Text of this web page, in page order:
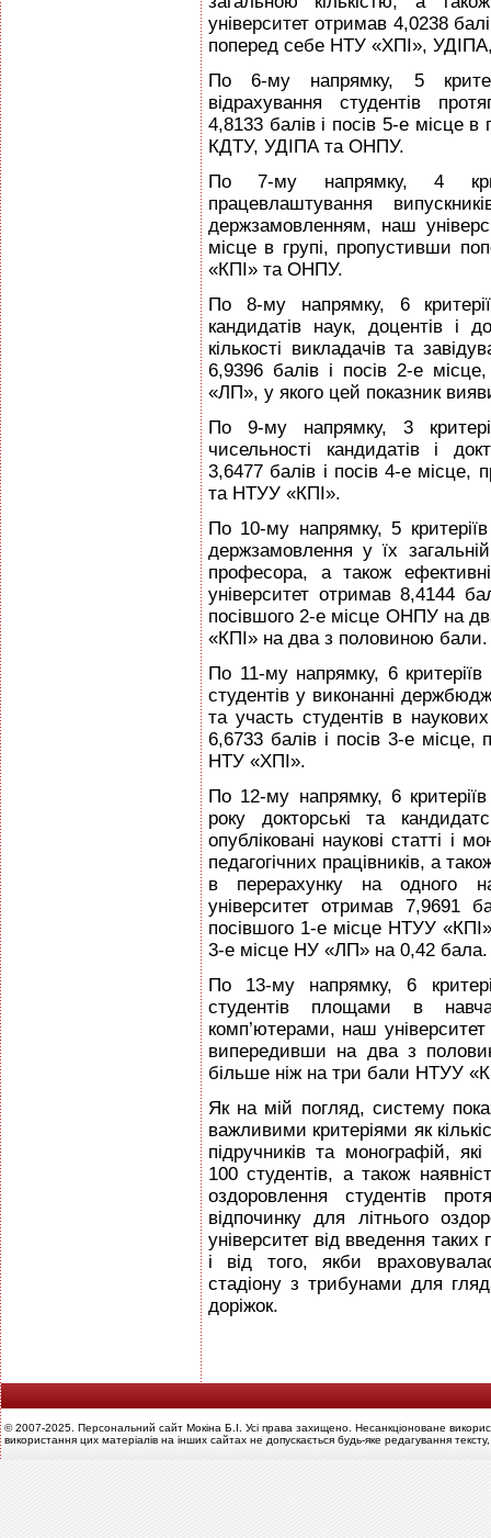
університет отримав 4,0238
поперед себе НТУ «ХПІ»,
По 6-му напрямку, 5
відрахування студентів
4,8133 балів і посів 5-е місце
КДТУ, УДІПА та ОНПУ.
По 7-му напрямку, 4
працевлаштування
держзамовленням, наш
місце в групі, пропустивши
«КПІ» та ОНПУ.
По 8-му напрямку, 6
кандидатів наук, доцентів і
кількості викладачів та
6,9396 балів і посів 2-е
«ЛП», у якого цей показник
По 9-му напрямку, 3
чисельності кандидатів і
3,6477 балів і посів 4-е
та НТУУ «КПІ».
По 10-му напрямку, 5
держзамовлення у їх
професора, а також
університет отримав 8,4144
посівшого 2-е місце ОНПУ на
«КПІ» на два з половиною бали.
По 11-му напрямку, 6 критеріїв
студентів у виконанні
та участь студентів в
6,6733 балів і посів 3-е
НТУ «ХПІ».
По 12-му напрямку, 6
року докторські та
опубліковані наукові статті і
педагогічних працівників, а
в перерахунку на одного
університет отримав 7,9691
посівшого 1-е місце НТУУ
3-е місце НУ «ЛП» на 0,42 бала.
По 13-му напрямку, 6
студентів площами в
комп’ютерами, наш
випередивши на два з
більше ніж на три бали НТУУ
Як на мій погляд, систему
важливими критеріями як
підручників та монографій,
100 студентів, а також
оздоровлення студентів
відпочинку для літнього
університет від введення
і від того, якби
стадіону з трибунами для
доріжок.
© 2007-2025. Персональний сайт Мокіна Б.І. Усі права захищено. Несанкціоноване
використання цих матеріалів на інших сайтах не допускається будь-яке редагування